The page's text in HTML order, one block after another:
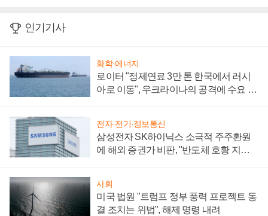
인기기사
화학·에너지
로이터 "정제연료 3만 톤 한국에서 러시
아로 이동", 우크라이나의 공격에 수요 늘
전자·전기·정보통신
삼성전자 SK하이닉스 소극적 주주환원
에 해외 증권가 비판, "반도체 호황 지속
사회
미국 법원 "트럼프 정부 풍력 프로젝트 동
결 조치는 위법", 해제 명령 내려